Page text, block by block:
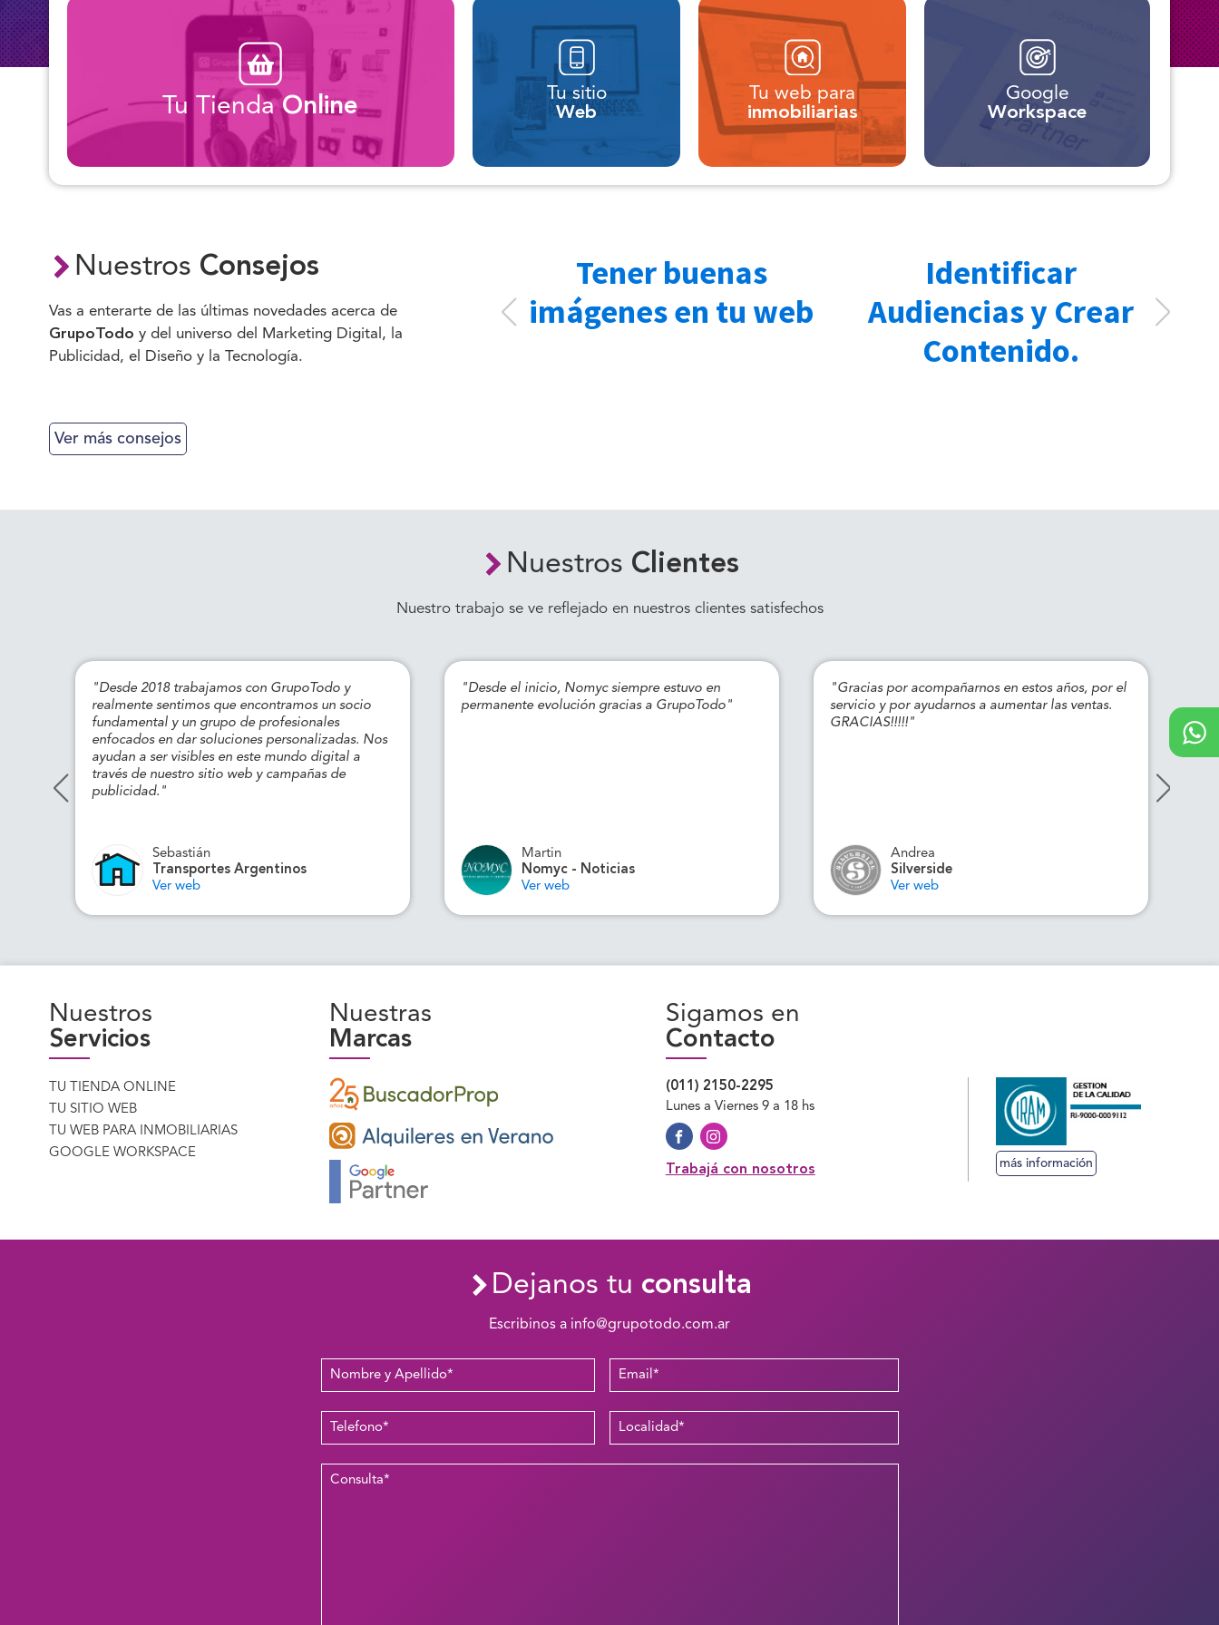
Tu TiendaOnline
Tu sitio
Web
Tu web para
inmobiliarias
Google
Workspace
Nuestros Consejos
Vas a enterarte de las últimas novedades acerca de
GrupoTodo y del universo del Marketing Digital, la
Publicidad, el Diseño y la Tecnología.
Ver más consejos
Tener buenas
imágenes en tu web
Identificar
Audiencias y Crear
Contenido.
Nuestros Clientes
Nuestro trabajo se ve reflejado en nuestros clientes satisfechos
"Desde 2018 trabajamos con GrupoTodo y
realmente sentimos que encontramos un socio
fundamental y un grupo de profesionales
enfocados en dar soluciones personalizadas. Nos
ayudan a ser visibles en este mundo digital a
través de nuestro sitio web y campañas de
publicidad."
Sebastián
Transportes Argentinos
Ver web
"Desde el inicio, Nomyc siempre estuvo en
permanente evolución gracias a GrupoTodo"
Martin
Nomyc - Noticias
Ver web
"Gracias por acompañarnos en estos años, por el
servicio y por ayudarnos a aumentar las ventas.
GRACIAS!!!!!"
Andrea
Silverside
Ver web
a
Nuestros
Servicios
TU TIENDA ONLINE
TU SITIO WEB
TU WEB PARA INMOBILIARIAS
GOOGLE WORKSPACE
Nuestras
Marcas
Sigamos en
Contacto
(011) 2150-2295
Lunes a Viernes 9 a 18 hs
Trabajá con nosotros más información
Dejanos tu consulta
Escribinos a info@grupotodo.com.ar